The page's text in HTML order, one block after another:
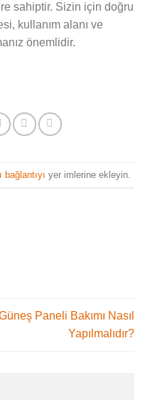
sahiptir. Sizin için doğru
kullanım alanı ve
önemlidir.
bağlantıyı yer imlerine ekleyin.
Paneli Bakımı Nasıl
Yapılmalıdır?